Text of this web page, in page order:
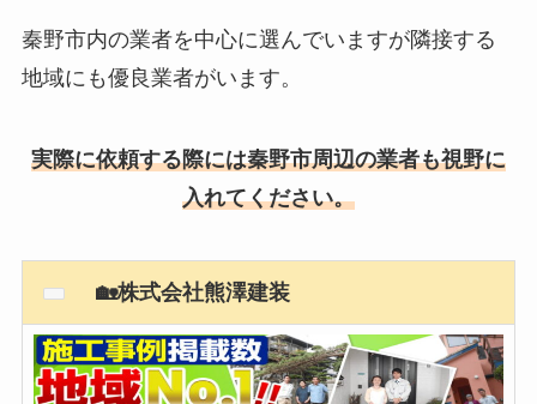
秦野市内の業者を中心に選んでいますが隣接する
地域にも優良業者がいます。
実際に依頼する際には秦野市周辺の業者も視野に
入れてください。
🏡株式会社熊澤建装